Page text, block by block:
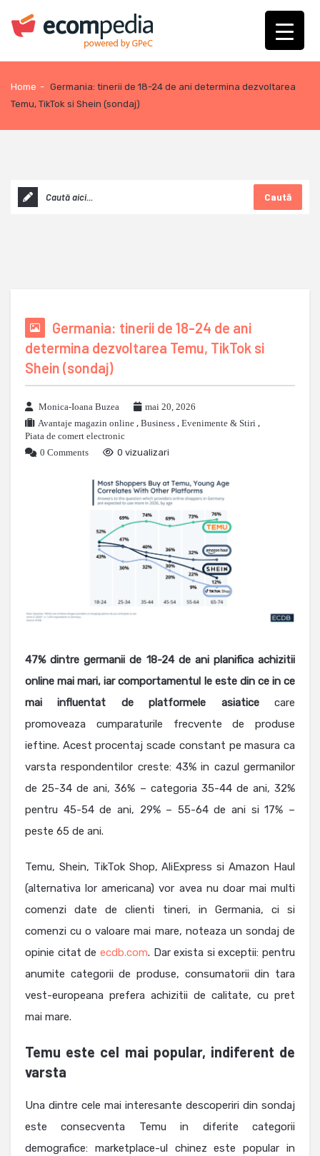
Home - Germania: tinerii de 18-24 de ani determina dezvoltarea
Temu, TikTok si Shein (sondaj)
Caută
Germania: tinerii de 18-24 de ani
determina dezvoltarea Temu, TikTok si
Shein (sondaj)
Monica-Ioana Buzea
mai 20, 2026
Avantaje magazin online , Business , Evenimente & Stiri ,
Piata de comert electronic
0 Comments
0 vizualizari
47% dintre germanii de 18-24 de ani planifica achizitii
online mai mari, iar comportamentul le este din ce in ce
mai influentat de platformele asiaticecare
promoveaza cumparaturile frecvente de produse
ieftine. Acest procentaj scade constant pe masura ca
varsta respondentilor creste: 43% in cazul germanilor
de 25-34 de ani, 36% – categoria 35-44 de ani, 32%
pentru 45-54 de ani, 29% – 55-64 de ani si 17% –
peste 65 de ani.
Temu, Shein, TikTok Shop, AliExpress si Amazon Haul
(alternativa lor americana) vor avea nu doar mai multi
comenzi date de clienti tineri, in Germania, ci si
comenzi cu o valoare mai mare, noteaza un sondaj de
opinie citat de ecdb.com. Dar exista si exceptii: pentru
anumite categorii de produse, consumatorii din tara
vest-europeana prefera achizitii de calitate, cu pret
mai mare.
Temu este cel mai popular, indiferent de
varsta
Una dintre cele mai interesante descoperiri din sondaj
este consecventa Temu in diferite categorii
demografice: marketplace-ul chinez este popular in